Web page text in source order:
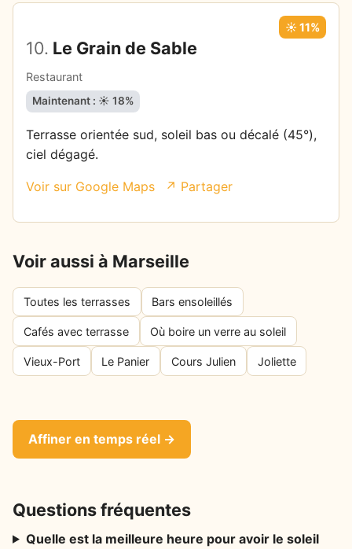
10. Le Grain de Sable
Restaurant
☀️ 11%
Maintenant : ☀️ 18%
Terrasse orientée sud, soleil bas ou décalé (45°),
ciel dégagé.
Voir sur Google Maps ↗ Partager
Voir aussi à Marseille
Toutes les terrasses Bars ensoleillés
Cafés avec terrasse Où boire un verre au soleil
Vieux-Port Le Panier Cours Julien Joliette
Affiner en temps réel →
Questions fréquentes
Quelle est la meilleure heure pour avoir le soleil